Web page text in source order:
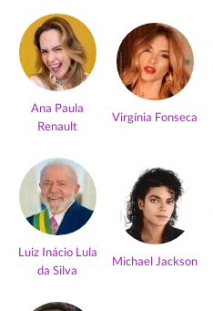
Ana Paula
Renault
Virgínia Fonseca
Luiz Inácio Lula
da Silva
Michael Jackson